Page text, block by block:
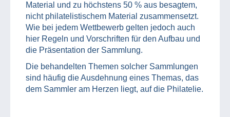
Material und zu höchstens 50 % aus besagtem,
nicht philatelistischem Material zusammensetzt.
Wie bei jedem Wettbewerb gelten jedoch auch
hier Regeln und Vorschriften für den Aufbau und
die Präsentation der Sammlung.
Die behandelten Themen solcher Sammlungen
sind häufig die Ausdehnung eines Themas, das
dem Sammler am Herzen liegt, auf die Philatelie.